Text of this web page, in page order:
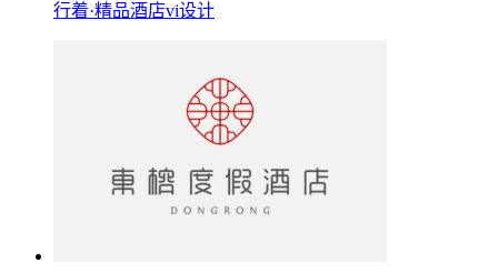
行着·精品酒店vi设计